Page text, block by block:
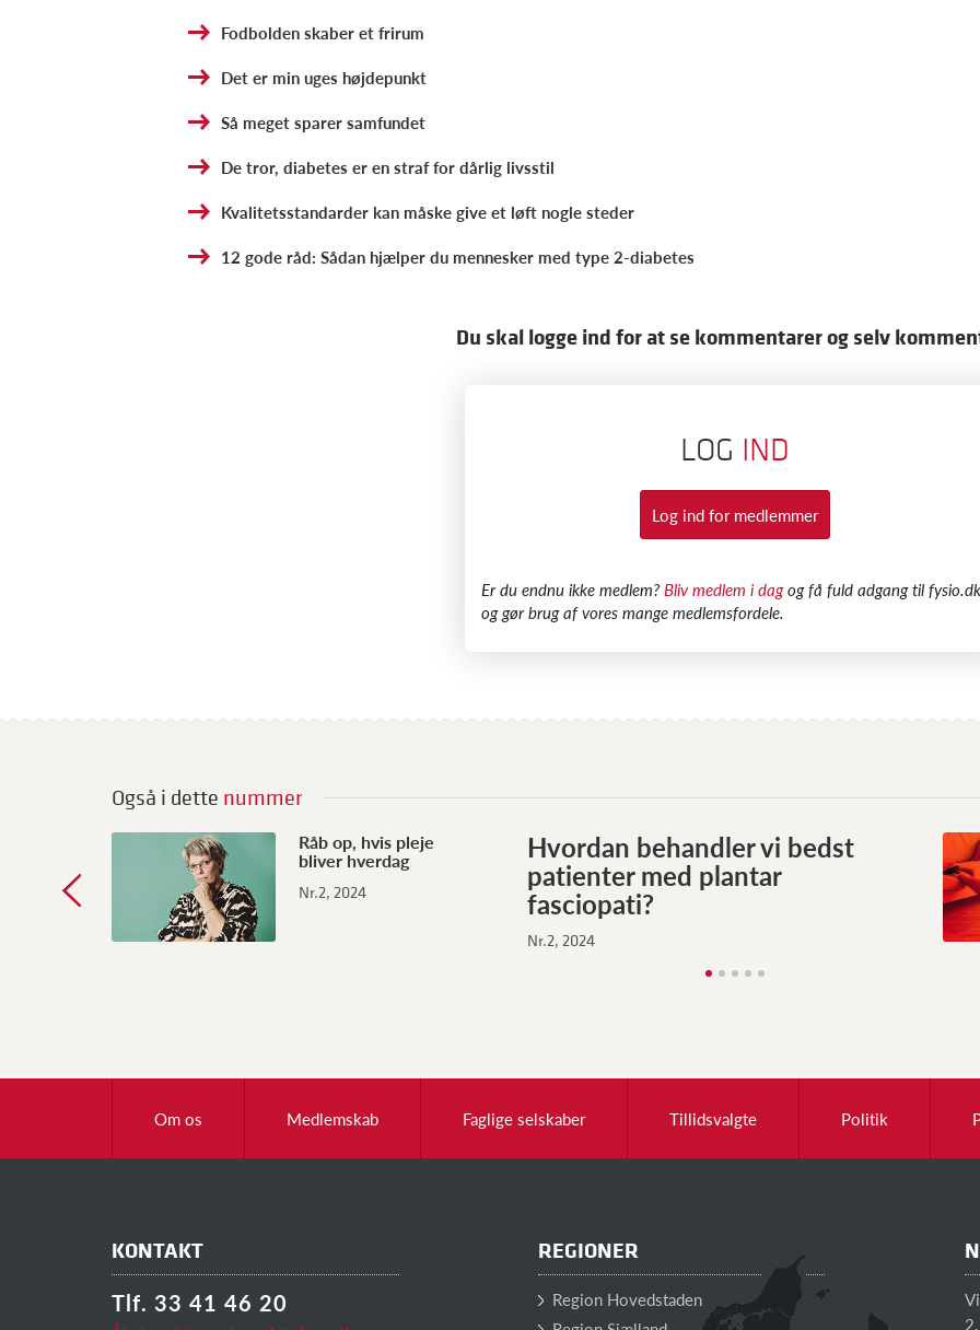
Fodbolden skaber et frirum
Det er min uges højdepunkt
Så meget sparer samfundet
De tror, diabetes er en straf for dårlig livsstil
Kvalitetsstandarder kan måske give et løft nogle steder
12 gode råd: Sådan hjælper du mennesker med type 2-diabetes
Du skal logge ind for at se kommentarer og selv
LOG IND
Log ind for medlemmer
​Er du endnu ikke medlem? Bliv medlem i dagog få fuld adgang til
og gør brug af vores mange medlemsfordele.
Også i dette nummer
Råb op, hvis pleje
bliver hverdag
Nr.2, 2024
Hvordan behandler vi bedst
patienter med plantar
fasciopati?
Nr.2, 2024
Om os Medlemskab Faglige selskaber Tillidsvalgte Politik
KONTAKT
Tlf. 33 41 46 20
REGIONER
Region Hovedstaden